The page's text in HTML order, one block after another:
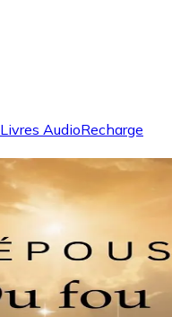
Livres AudioRecharge